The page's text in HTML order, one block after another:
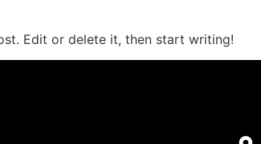
Edit or delete it, then start writing!